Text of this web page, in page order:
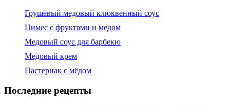
Грушевый медовый клюквенный соус
Цимес с фруктами и медом
Медовый cоус для барбекю
Медовый крем
Пастернак c мёдом
Последние рецепты